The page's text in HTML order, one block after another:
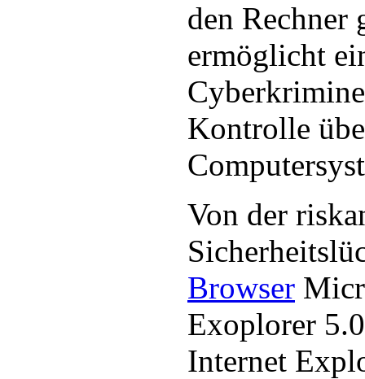
den Rechner
ermöglicht
Kontrolle
Von der
Browser
Exoplorer
Internet